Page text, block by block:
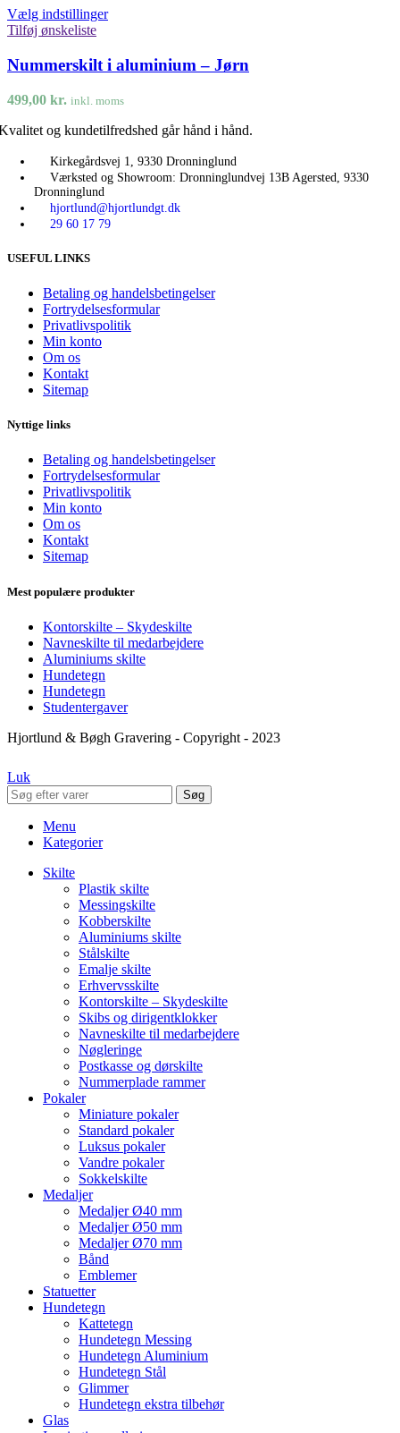
Vælg indstillinger
Tilføj ønskeliste
Nummerskilt i aluminium – Jørn
499,00 kr. inkl. moms
og kundetilfredshed går hånd i hånd.
Kirkegårdsvej 1, 9330 Dronninglund
Værksted og Showroom: Dronninglundvej 13B Agersted, 9330
Dronninglund
hjortlund@hjortlundgt.dk
29 60 17 79
USEFUL LINKS
Betaling og handelsbetingelser
Fortrydelsesformular
Privatlivspolitik
Min konto
Om os
Kontakt
Sitemap
Nyttige links
Betaling og handelsbetingelser
Fortrydelsesformular
Privatlivspolitik
Min konto
Om os
Kontakt
Sitemap
Mest populære produkter
Kontorskilte – Skydeskilte
Navneskilte til medarbejdere
Aluminiums skilte
Hundetegn
Hundetegn
Studentergaver
Hjortlund & Bøgh Gravering - Copyright - 2023
Luk
Søg
Menu
Kategorier
Skilte
Plastik skilte
Messingskilte
Kobberskilte
Aluminiums skilte
Stålskilte
Emalje skilte
Erhvervsskilte
Kontorskilte – Skydeskilte
Skibs og dirigentklokker
Navneskilte til medarbejdere
Nøgleringe
Postkasse og dørskilte
Nummerplade rammer
Pokaler
Miniature pokaler
Standard pokaler
Luksus pokaler
Vandre pokaler
Sokkelskilte
Medaljer
Medaljer Ø40 mm
Medaljer Ø50 mm
Medaljer Ø70 mm
Bånd
Emblemer
Statuetter
Hundetegn
Kattetegn
Hundetegn Messing
Hundetegn Aluminium
Hundetegn Stål
Glimmer
Hundetegn ekstra tilbehør
Glas